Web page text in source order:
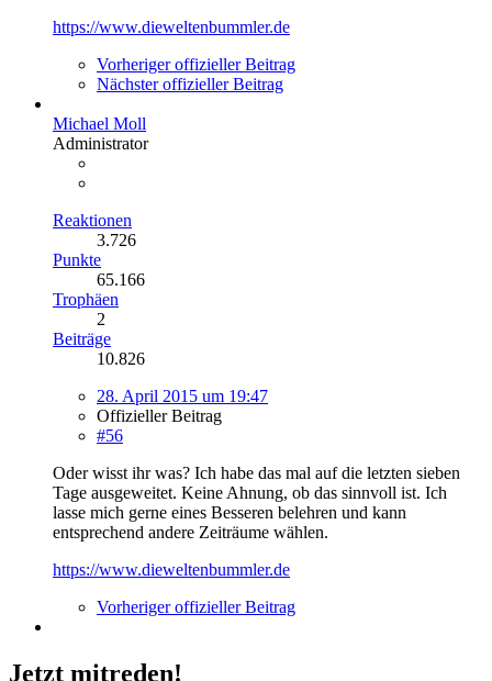
https://www.dieweltenbummler.de
Vorheriger offizieller Beitrag
Nächster offizieller Beitrag
Michael Moll
Administrator
Reaktionen
3.726
Punkte
65.166
Trophäen
2
Beiträge
10.826
28. April 2015 um 19:47
Offizieller Beitrag
#56
Oder wisst ihr was? Ich habe das mal auf die letzten sieben
Tage ausgeweitet. Keine Ahnung, ob das sinnvoll ist. Ich
lasse mich gerne eines Besseren belehren und kann
entsprechend andere Zeiträume wählen.
https://www.dieweltenbummler.de
Vorheriger offizieller Beitrag
Jetzt mitreden!